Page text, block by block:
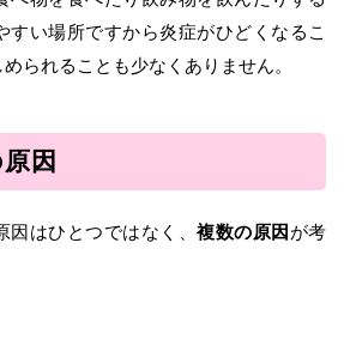
すい場所ですから炎症がひどくなるこ
られることも少なくありません。
因
はひとつではなく、 複数の原因 が考